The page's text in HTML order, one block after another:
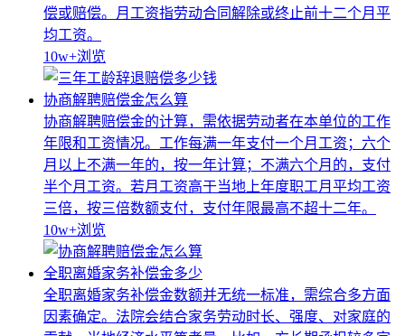
偿或赔偿。月工资指劳动合同解除或终止前十二个月平
均工资。
10w+浏览
协商解聘赔偿金怎么算
协商解聘赔偿金的计算，需依据劳动者在本单位的工作
年限和工资情况。工作每满一年支付一个月工资；六个
月以上不满一年的，按一年计算；不满六个月的，支付
半个月工资。若月工资高于当地上年度职工月平均工资
三倍，按三倍数额支付，支付年限最高不超十二年。
10w+浏览
全职离婚家务补偿金多少
全职离婚家务补偿金数额并无统一标准，需综合多方面
因素确定。法院会结合家务劳动时长、强度、对家庭的